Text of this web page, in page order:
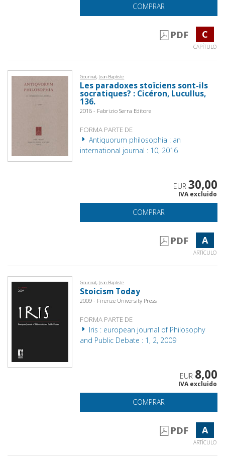
COMPRAR
PDF C
CAPÍTULO
Gourinat, Jean-Baptiste
Les paradoxes stoïciens sont-ils
socratiques? : Cicéron, Lucullus,
136.
2016 - Fabrizio Serra Editore
FORMA PARTE DE
Antiquorum philosophia : an
international journal : 10, 2016
EUR 30,00
IVA excluido
COMPRAR
PDF A
ARTÍCULO
Gourinat, Jean-Baptiste
Stoicism Today
2009 - Firenze University Press
FORMA PARTE DE
Iris : european journal of Philosophy
and Public Debate : 1, 2, 2009
EUR 8,00
IVA excluido
COMPRAR
PDF A
ARTÍCULO